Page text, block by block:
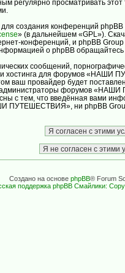
регулярно просматривать
создания конференций
» (в дальнейшем «GPL»).
конференций, и phpBB
о phpBB обращайтесь
сообщений,
хостинга для форумов
ваш провайдер будет
администраторы форумов
с тем, что введённая вами
ни phpBB Group
Создано на основе phpBB® Forum
поддержка phpBB Смайлики: